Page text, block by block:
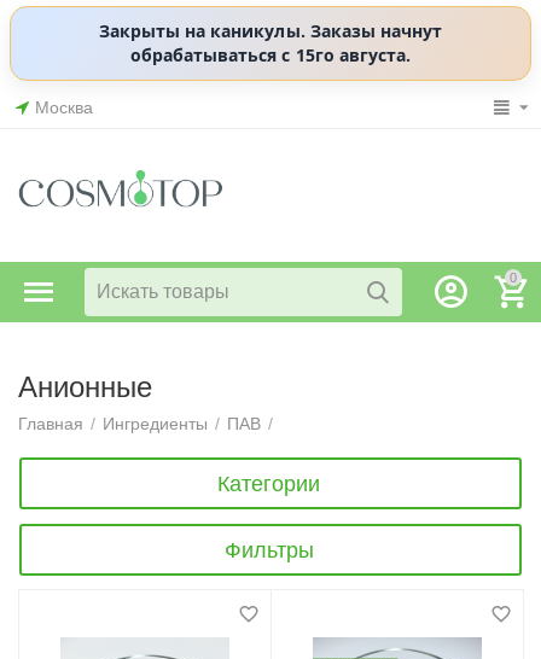
Закрыты на каникулы. Заказы начнут
обрабатываться с 15го августа.
Москва
0
Анионные
Главная / Ингредиенты / ПАВ /
Категории
Фильтры